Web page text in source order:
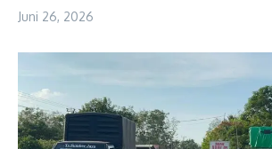
Juni 26, 2026